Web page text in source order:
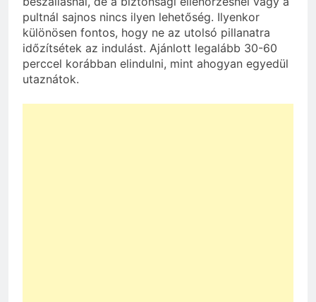
pultnál sajnos nincs ilyen lehetőség. Ilyenkor
különösen fontos, hogy ne az utolsó pillanatra
időzítsétek az indulást. Ajánlott legalább 30-60
perccel korábban elindulni, mint ahogyan egyedül
utaznátok.